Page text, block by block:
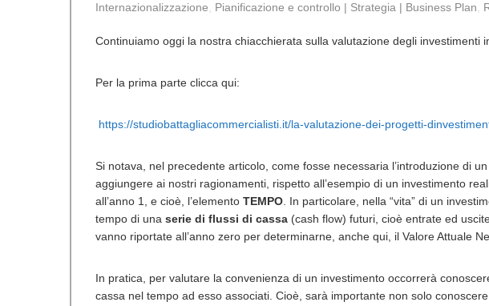
Internazionalizzazione
Pianificazione e controllo | Strategia | Business Plan
Continuiamo oggi la nostra chiacchierata sulla valutazione degli investimenti
Per la prima parte clicca qui:
https://studiobattagliacommercialisti.it/la-valutazione-dei-progetti-
Si notava, nel precedente articolo, come fosse necessaria l’introduzione di
aggiungere ai nostri ragionamenti, rispetto all’esempio di un investimento
all’anno 1, e cioè, l’elemento TEMPO . In particolare, nella “vita” di un
tempo di una serie di flussi di cassa (cash flow) futuri, cioè entrate ed
vanno riportate all’anno zero per determinarne, anche qui, il Valore Attuale
In pratica, per valutare la convenienza di un investimento occorrerà
cassa nel tempo ad esso associati. Cioè, sarà importante non solo